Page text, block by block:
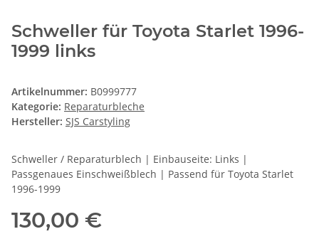
Schweller für Toyota Starlet 1996-
1999 links
Artikelnummer: B0999777
Kategorie: Reparaturbleche
Hersteller: SJS Carstyling
Schweller / Reparaturblech | Einbauseite: Links |
Passgenaues Einschweißblech | Passend für Toyota Starlet
1996-1999
130,00 €